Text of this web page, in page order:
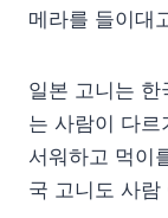
메라를 들이대
일본 고니는
는 사람이 다
서워하고 먹이
국 고니도 사